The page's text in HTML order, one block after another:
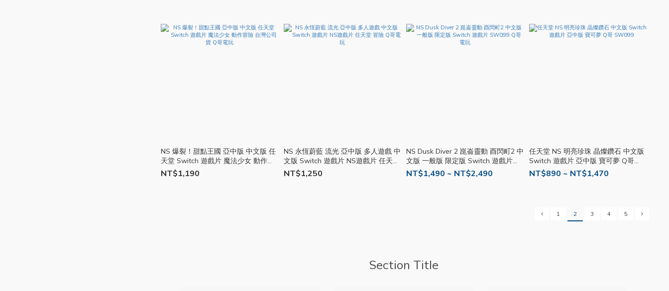
NS 爆裂！甜點王國 亞中版 中文版 任
天堂 Switch 遊戲片 魔法少女 動作冒
險 台灣公司貨 Q哥電玩
NT$1,190
NS 永恆蔚藍 流光 亞中版 多人遊戲 中
文版 Switch 遊戲片 NS遊戲片 任天堂
冒險 Q哥電玩
NT$1,250
NS Dusk Diver 2 崑崙靈動 酉閃町2 中
文版 一般版 限定版 Switch 遊戲片
SW099 Q哥電玩
NT$1,490 ~ NT$2,490
任天堂 NS 明亮珍珠 晶燦鑽石 中文版
Switch 遊戲片 亞中版 寶可夢 Q哥
SW099
NT$890 ~ NT$1,470
1 2 3 4 5
Section Title